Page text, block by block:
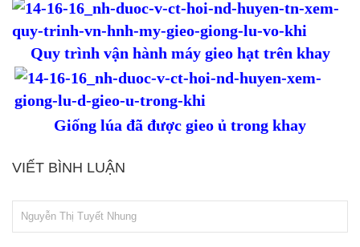
Quy trình vận hành máy gieo hạt trên khay
Giống lúa đã được gieo ủ trong khay
VIẾT BÌNH LUẬN